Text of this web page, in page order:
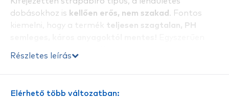
dobásokhoz is kellően erős, nem szakad . Fontos
kiemelni, hogy a termék teljesen szagtalan, PH
Részletes leírás
Elérhető több változatban: